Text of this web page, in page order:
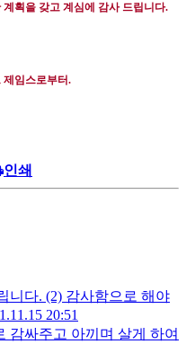
계획을 갖고 계심에 감사 드립니다.
임스로부터.
인쇄
니다. (2) 감사함으로 해야
20:51
감싸주고 아끼며 살게 하여